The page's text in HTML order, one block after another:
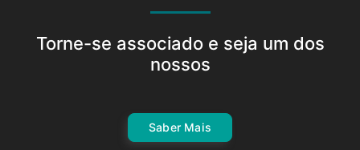
Torne-se associado e seja um dos
nossos
Saber Mais